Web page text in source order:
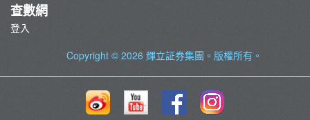
查數網
登入
Copyright © 2026 輝立証券集團 。版權所有。